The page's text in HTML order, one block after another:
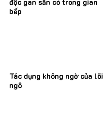
bếp
Tác dụng không ngờ của lõi
ngô